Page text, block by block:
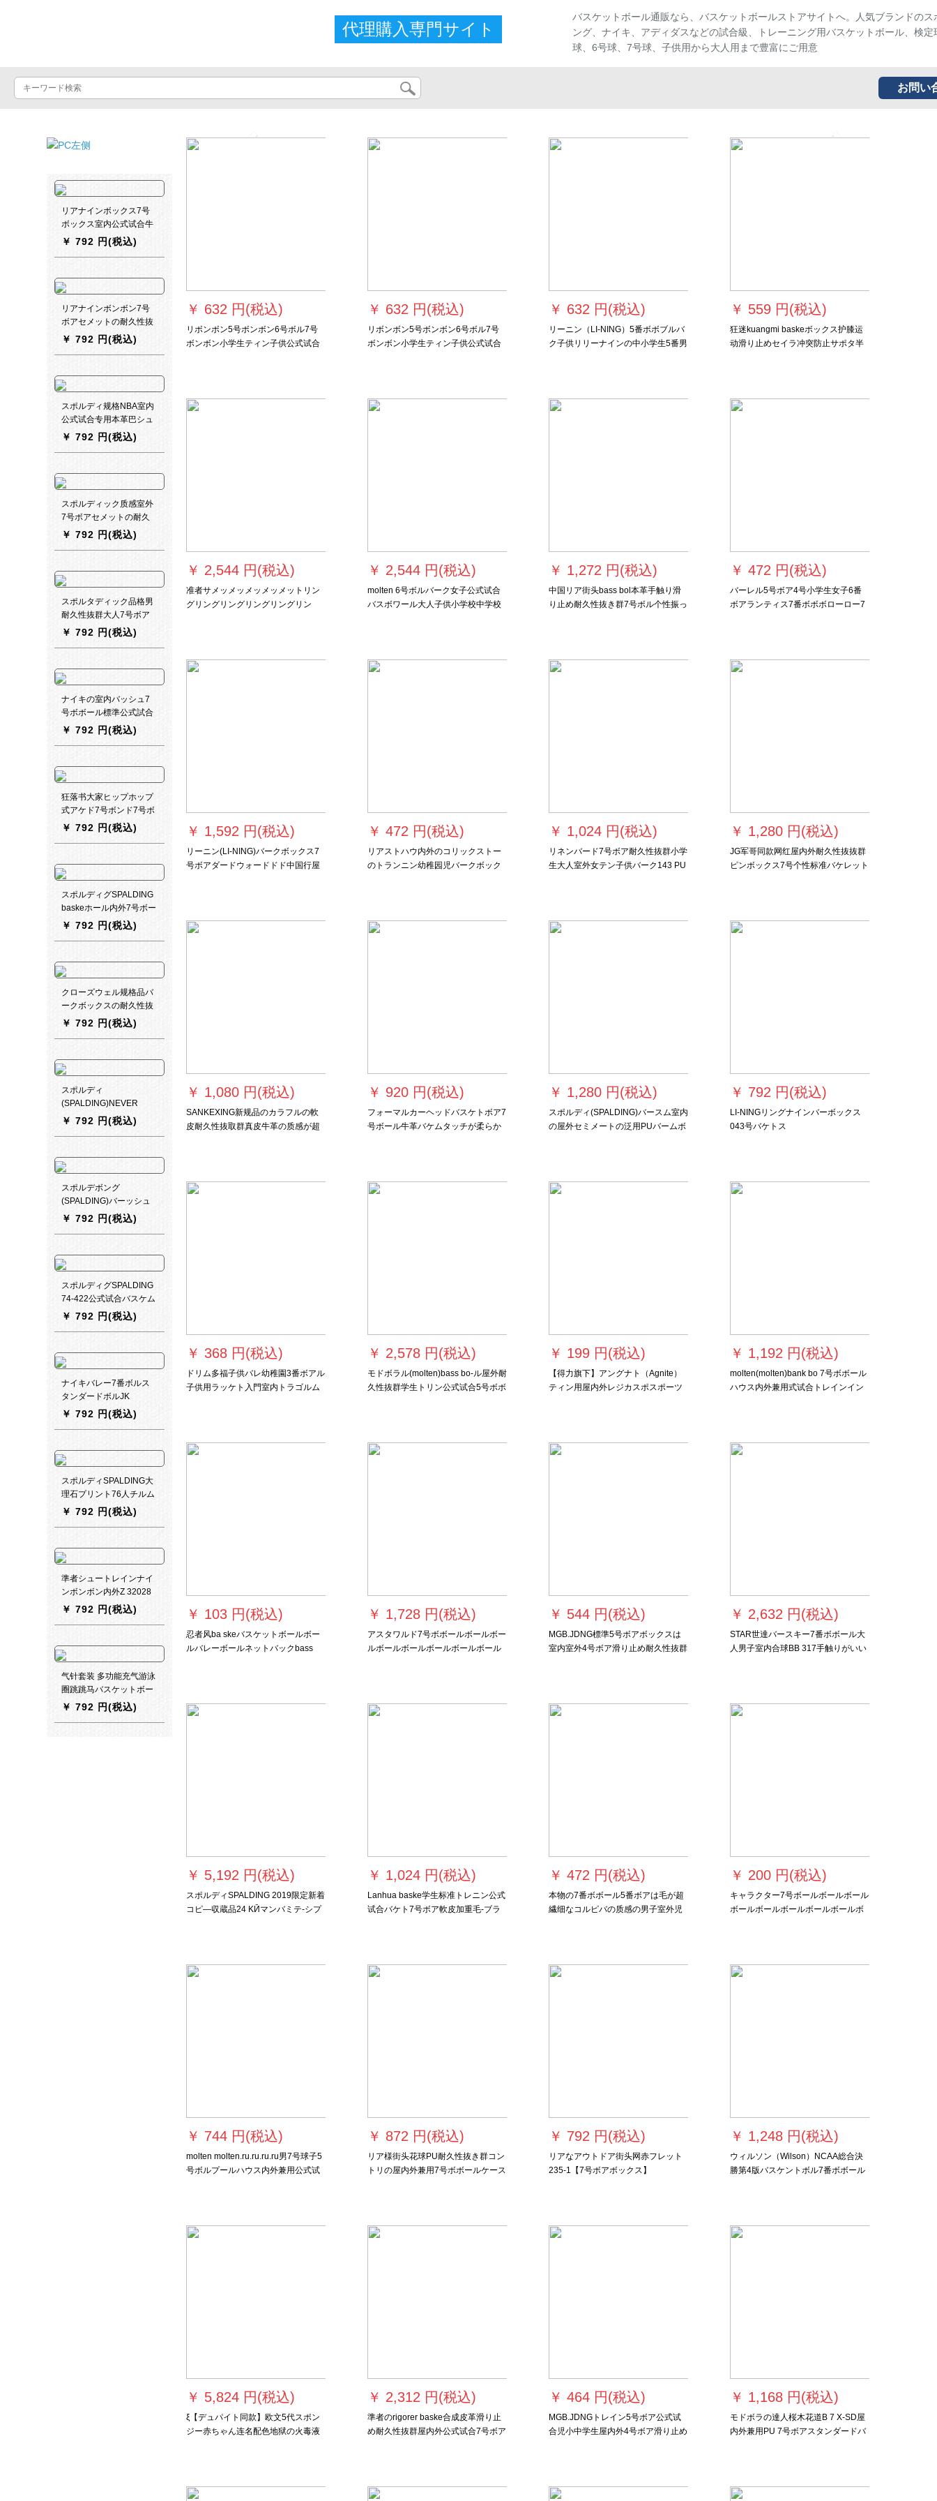
バスケットボールストア代理購入専門サイト
バスケットボール通販なら、バスケットボールストアサイトへ。人気ブランドのス
ング、ナイキ、アディダスなどの試合級、トレーニング用バスケットボール、検定
球、6号球、7号球、子供用から大人用まで豊富にご用意
お問い
￥ 632 円(税込)
リボンボン5号ボンボン6号ボル7号
ボンボン小学生ティン子供公式试合
￥ 632 円(税込)
リボンボン5号ボンボン6号ボル7号
ボンボン小学生ティン子供公式试合
￥ 632 円(税込)
リーニン（LI-NING）5番ボボブルバ
ク子供リリーナインの中小学生5番男
￥ 559 円(税込)
狂迷kuangmi baskeボックス护膝运
动滑り止めセイラ冲突防止サポタ半
￥ 2,544 円(税込)
准者サメッメッメッメッメットリン
グリングリングリングリングリン
じじじじじじじじじじじじじじじじ
じじじじじじじじじじじじじじじじ
￥ 2,544 円(税込)
molten 6号ボルバーク女子公式试合
バスボワール大人子供小学校中学校
￥ 1,272 円(税込)
中国リア街头bass bol本革手触り滑
り止め耐久性抜き群7号ボル个性振っ
￥ 472 円(税込)
バーレル5号ボア4号小学生女子6番
ボアランティス7番ボボボローロー7
￥ 1,592 円(税込)
リーニン(LI-NING)バークボックス7
号ボアダードウォードドド中国行屋
￥ 472 円(税込)
リアストハウ内外のコリックストー
のトランニン幼稚园児バークボック
￥ 1,024 円(税込)
リネンバード7号ボア耐久性抜群小学
生大人室外女テン子供バーク143 PU
￥ 1,280 円(税込)
JG军哥同款网红屋内外耐久性抜抜群
ピンボックス7号个性标准バケレット
￥ 1,080 円(税込)
SANKEXING新规品のカラフルの軟
皮耐久性抜取群真皮牛革の质感が超
￥ 920 円(税込)
フォーマルカーヘッドバスケトボア7
号ボール牛革バケムタッチが柔らか
￥ 1,280 円(税込)
スポルディ(SPALDING)バースム室内
の屋外セミメートの泛用PUバームボ
￥ 792 円(税込)
LI-NINGリングナインバーボックス
043号バケトス
￥ 368 円(税込)
ドリム多福子供バレ幼稚園3番ボアル
子供用ラッケト入門室内トラゴルム
￥ 2,578 円(税込)
モドボラル(molten)bass bo-ル屋外耐
久性抜群学生トリン公式试合5号ボボ
￥ 199 円(税込)
【得力旗下】アングナト（Agnite）
ティン用屋内外レジカスポスポーツ
￥ 1,192 円(税込)
molten(molten)bank bo 7号ボボール
ハウス内外兼用式试合トレインイン
れます。
￥ 103 円(税込)
忍者风ba skeバスケットボールボー
ルバレーボールネットバックbass
￥ 1,728 円(税込)
アスタワルド7号ボボールボールボー
ルボールボールボールボールボール
ボールボールボールボールボールボ
ールボールボールボールボールボー
￥ 544 円(税込)
MGB.JDNG標準5号ボアボックスは
室内室外4号ボア滑り止め耐久性抜群
￥ 2,632 円(税込)
STAR世達バースキー7番ボボール大
人男子室内合球BB 317手触りがいい
￥ 5,192 円(税込)
スポルディSPALDING 2019限定新着
コピ―収蔵品24 KӢマンバミテ-シプ
￥ 1,024 円(税込)
Lanhua baske学生标准トレニン公式
试合バケト7号ボア軟皮加重毛-ブラ
￥ 472 円(税込)
本物の7番ボボール5番ボアは毛が超
繊细なコルピバの质感の男子室外児
￥ 200 円(税込)
キャラクター7号ボールボールボール
ボールボールボールボールボールボ
ールボールボールボールボールボー
ル7号ボールカラースーパーボールボ
￥ 744 円(税込)
molten molten.ru.ru.ru.ru男7号球子5
号ボルプールハウス内外兼用公式试
￥ 872 円(税込)
リア様街头花球PU耐久性抜き群コン
トリの屋内外兼用7号ボボールケース
￥ 792 円(税込)
リアなアウトドア街头网赤フレット
235-1【7号ボアボックス】
￥ 1,248 円(税込)
ウィルソン（Wilson）NCAA総合決
勝第4版バスケントボル7番ボボール
￥ 5,824 円(税込)
ξ【デュパイト同款】欧文5代スポン
ジー赤ちゃん连名配色地狱の火毒液
￥ 2,312 円(税込)
準者のrigorer baske合成皮革滑り止
め耐久性抜群屋内外公式试合7号ボア
￥ 464 円(税込)
MGB.JDNGトレイン5号ボア公式试
合児小中学生屋内外4号ボア滑り止め
￥ 1,168 円(税込)
モドボラの達人桜木花道B 7 X-SD屋
内外兼用PU 7号ボアスタンダードバ
リアナインボックス7号
ボックス室内公式试合牛
革质感コーストの大人耐
【空気送り筒エピトン】
￥ 792 円(税込)
リアナインボンボン7号
ボアセメットの耐久性抜
き群PUソフト大人テップ
￥ 792 円(税込)
スポルディ规格NBA室内
公式试合专用本革巴シュ
ー74-66 Yスポルディ74-
￥ 792 円(税込)
スポルディック质感室外
7号ボアセメットの耐久
性抜群laciu ba skeトラッ
￥ 792 円(税込)
スポルタディック品格男
耐久性抜群大人7号ボア
内外兼用公式试合トレッ
￥ 792 円(税込)
ナイキの室内バッシュ7
号ボボール標準公式試合
ボア室外PUボボールBB
￥ 792 円(税込)
狂落书大家ヒップホップ
式アケド7号ボンド7号ボ
ンネットネットの耐久性
トバクグ】
￥ 792 円(税込)
スポルディグSPALDING
baskeホール内外7号ボー
ル標準5号ボール子供6号
ールボールボールボール
ボールボールボールボー
ルボールボールボールボ
ールボールボールボール
クセメントの耐久性抜き
群nba本革手触り汀大人
73-901 Y 7号ボール【耐
￥ 792 円(税込)
クローズウェル规格品バ
ークボックスの耐久性抜
粋群テ学生7号ボボア室
￥ 792 円(税込)
スポルディ
(SPALDING)NEVER
FLAT-シリズ出典室内室
￥ 792 円(税込)
スポルデボング
(SPALDING)バーッシュ
ーNBA落书きのシャリズ
のNBAバーンカーズ74-
42スラムダーの达人
￥ 792 円(税込)
スポルディグSPALDING
74-422公式试合バスケム
ボックス内外NBAゲーム
￥ 792 円(税込)
ナイキバレー7番ボルス
タンダードボルJK
0085807を兼用していま
￥ 792 円(税込)
スポルディSPALDING大
理石プリント76人チルム
バッジシリズ室外バケト
￥ 792 円(税込)
準者シュートレインナイ
ンボンボン内外Z 32028
黒シャール
￥ 792 円(税込)
气针套装 多功能充气游泳
圈跳跳马バスケットボー
ル打气筒球袋包遊び具气
￥ 792 円(税込)